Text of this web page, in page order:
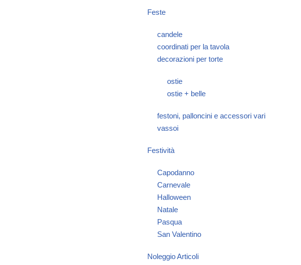
Feste
candele
coordinati per la tavola
decorazioni per torte
ostie
ostie + belle
festoni, palloncini e accessori vari
vassoi
Festività
Capodanno
Carnevale
Halloween
Natale
Pasqua
San Valentino
Noleggio Articoli